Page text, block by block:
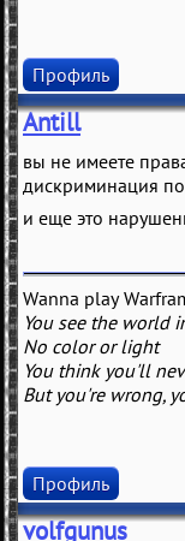
Профиль
Antill
вы не имеете
дискриминация
и еще это
Wanna play
You see the world
No color or light
You think you'll
But you're wrong,
Профиль
volfgunus